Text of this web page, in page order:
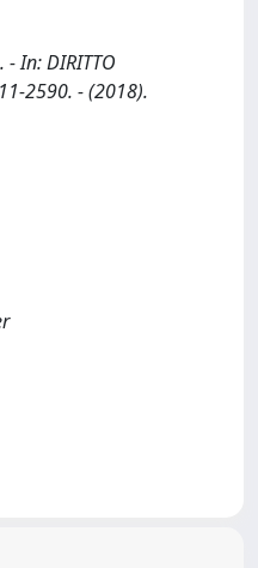
- In: DIRITTO
2590. - (2018).